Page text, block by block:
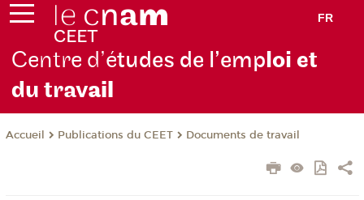
FR
Centre d’études de l’emploi et
du travail
Accueil Publications du CEET Documents de travail